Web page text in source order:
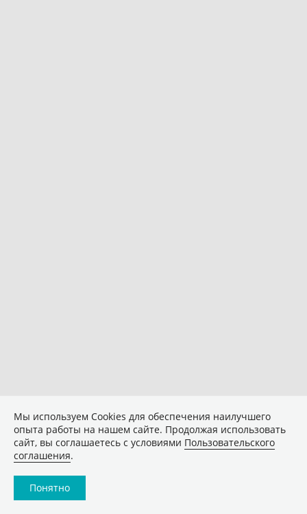
Мы используем Сookies для обеспечения наилучшего
опыта работы на нашем сайте. Продолжая использовать
сайт, вы соглашаетесь с условиями Пользовательского
соглашения.
Понятно